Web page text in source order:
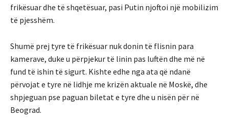
frikësuar dhe të shqetësuar, pasi Putin njoftoi një mobilizim
të pjesshëm.
Shumë prej tyre të frikësuar nuk donin të flisnin para
kamerave, duke u përpjekur të linin pas luftën dhe më në
fund të ishin të sigurt. Kishte edhe nga ata që ndanë
përvojat e tyre në lidhje me krizën aktuale në Moskë, dhe
shpjeguan pse paguan biletat e tyre dhe u nisën për në
Beograd.